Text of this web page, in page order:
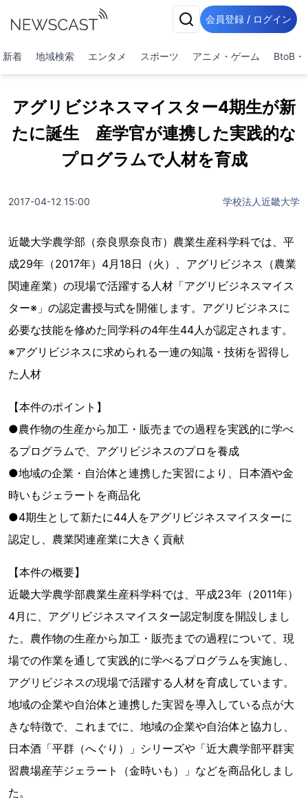
会員登録 / ログイン
新着 地域検索 エンタメ スポーツ アニメ・ゲーム BtoB・
アグリビジネスマイスター4期生が新
たに誕生 産学官が連携した実践的な
プログラムで人材を育成
2017-04-12 15:00 学校法人近畿大学
近畿大学農学部（奈良県奈良市）農業生産科学科では、平
成29年（2017年）4月18日（火）、アグリビジネス（農業
関連産業）の現場で活躍する人材「アグリビジネスマイス
ター※」の認定書授与式を開催します。アグリビジネスに
必要な技能を修めた同学科の4年生44人が認定されます。
※アグリビジネスに求められる一連の知識・技術を習得し
た人材
【本件のポイント】
●農作物の生産から加工・販売までの過程を実践的に学べ
るプログラムで、アグリビジネスのプロを養成
●地域の企業・自治体と連携した実習により、日本酒や金
時いもジェラートを商品化
●4期生として新たに44人をアグリビジネスマイスターに
認定し、農業関連産業に大きく貢献
【本件の概要】
近畿大学農学部農業生産科学科では、平成23年（2011年）
4月に、アグリビジネスマイスター認定制度を開設しまし
た。農作物の生産から加工・販売までの過程について、現
場での作業を通して実践的に学べるプログラムを実施し、
アグリビジネスの現場で活躍する人材を育成しています。
地域の企業や自治体と連携した実習を導入している点が大
きな特徴で、これまでに、地域の企業や自治体と協力し、
日本酒「平群（へぐり）」シリーズや「近大農学部平群実
習農場産芋ジェラート（金時いも）」などを商品化しまし
た。